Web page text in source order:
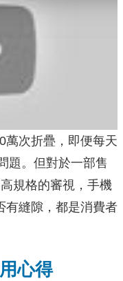
萬次折疊，即便每天
題。但對於一部售
規格的審視，手機
有縫隙，都是消費者
心得